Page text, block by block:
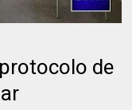
de